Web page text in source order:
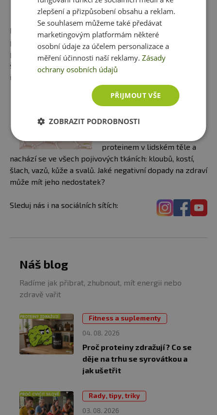
nudné! Vyzkoušejte vláčnou
cuketovou
buchtu s ořechovým máslem,
posypanou nasekanými pekanovými oříšky a
plnou perníčkovou chutí. Tímto dezertem nemůžete
šlápnout vedle. A o bílkoviny a vlákninu rozhodně nouzi
mít nebudete
OPRAVDU KOLAGEN
JE NEJÚČINNĚJŠÍ?
proteinem v lidském těle a
nachází se ve všech pojivových tkáních: kloubů, kostí,
šlach, vazů, kůže a svalů. Jaké negativní dopady na zdraví
může mít jeho nedostatek?
Sleduj nás i na sociálních sítích:
Náš blog
Radíme jak přibrat, zhubnout, mít energii nebo
zdravě vařit
04. 08. 2026
Fitness a suplementy
Proč proteiny zdražují? Co se
děje na trhu se syrovátkou a
jak ušetřit
03. 08. 2026
Rady, tipy, triky
zlepšení a přizpůsobení obsahu a reklam.
Se souhlasem můžeme také předávat
marketingovým platformám některé
osobní údaje za účelem personalizace a
měření účinnosti naší reklamy.Zásady
ochrany osobních údajů
PŘIJMOUT VŠE
ZOBRAZIT PODROBNOSTI